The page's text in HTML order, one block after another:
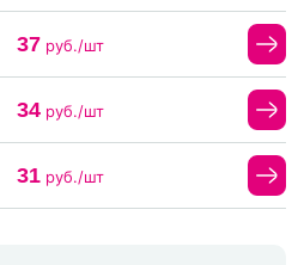
37руб./шт
34руб./шт
31руб./шт